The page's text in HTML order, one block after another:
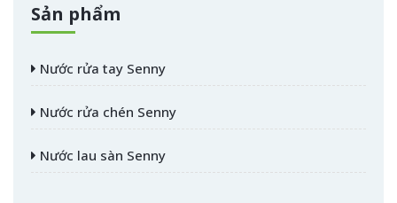
Sản phẩm
Nước rửa tay Senny
Nước rửa chén Senny
Nước lau sàn Senny